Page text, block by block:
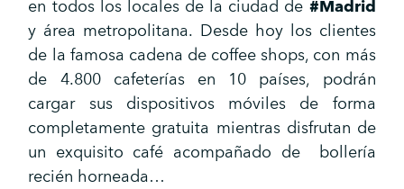
en todos los locales de la ciudad de #Madrid
y área metropolitana. Desde hoy los clientes
de la famosa cadena de coffee shops, con más
de 4.800 cafeterías en 10 países, podrán
cargar sus dispositivos móviles de forma
completamente gratuita mientras disfrutan de
un exquisito café acompañado de bollería
recién horneada…